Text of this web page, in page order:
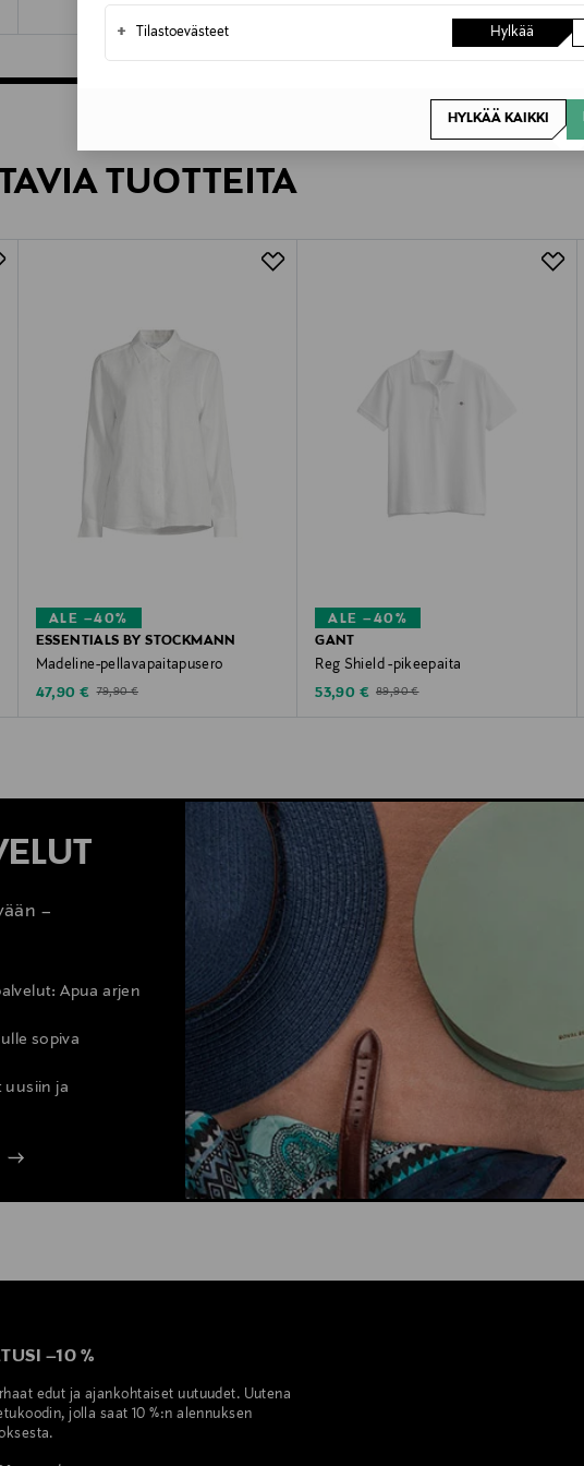
+ Tilastoevästeet Hylkää
HYLKÄÄ KAIKKI
TUOTTEITA
ALE –40%
ESSENTIALS BY STOCKMANN
Madeline-pellavapaitapusero
Discounted Price
47,90 € Original Price
79,90 €
ALE –40%
GANT
Reg Shield -pikeepaita
Discounted Price
53,90 € Original Price
89,90 €
–
Apua arjen
sopiva
uusiin ja
–10 %
edut ja ajankohtaiset uutuudet. Uutena
jolla saat 10 %:n alennuksen